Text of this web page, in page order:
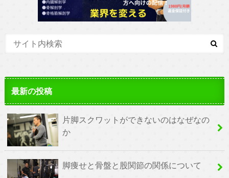
最新の投稿
片脚スクワットができないのはなぜなの
か
脚痩せと骨盤と股関節の関係について